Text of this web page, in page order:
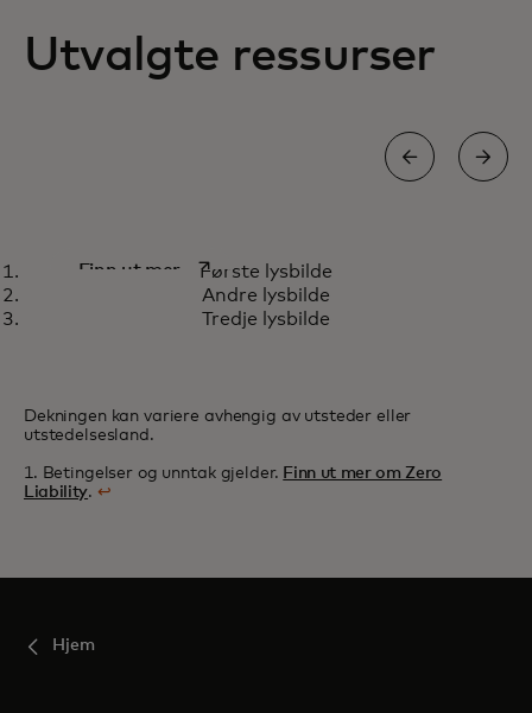
Utvalgte ressurser
Hvordan vi bruker KI-funksjoner
til å bekjempe betalingssvindel
Finn ut meropens in a new tab
Første lysbilde
Andre lysbilde
Tredje lysbilde
Dekningen kan variere avhengig av utsteder eller
utstedelsesland.
1. Betingelser og unntak gjelder. Finn ut mer om Zero
Liability. ↩
Hjem